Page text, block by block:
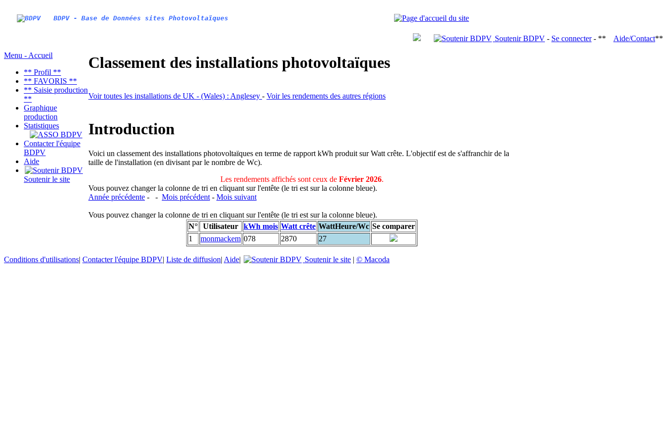
BDPV - Base de Données sites Photovoltaïques
Soutenir BDPV - Se connecter- ** Aide/Contact**
Menu - Accueil
** Profil **
** FAVORIS **
** Saisie production
**
Graphique
production
Statistiques
Contacter l'équipe
BDPV
Aide
Soutenir le site
Classement des installations photovoltaïques
Voir toutes les installations de UK - (Wales) : Anglesey - Voir les rendements des autres régions
Introduction
Voici un classement des installations photovoltaïques en terme de rapport kWh produit sur Watt crête. L'objectif est de s'affranchir de la
taille de l'installation (en divisant par le nombre de Wc).
Les rendements affichés sont ceux de Février 2026.
Vous pouvez changer la colonne de tri en cliquant sur l'entête (le tri est sur la colonne bleue).
Année précédente - - Mois précédent - Mois suivant
Vous pouvez changer la colonne de tri en cliquant sur l'entête (le tri est sur la colonne bleue).
N°
Utilisateur kWh mois Watt crête WattHeure/Wc Se comparer
1
monmackem 078 2870 27
Conditions d'utilisations| Contacter l'équipe BDPV| Liste de diffusion| Aide| Soutenir le site | © Macoda